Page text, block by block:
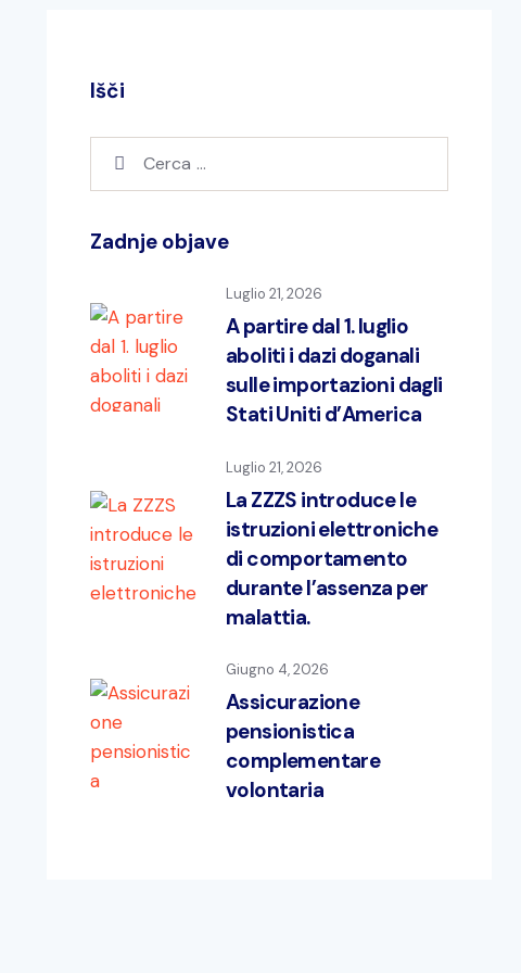
Išči
Zadnje objave
Luglio 21, 2026
A partire dal 1. luglio
aboliti i dazi doganali
sulle importazioni dagli
Stati Uniti d’America
Luglio 21, 2026
La ZZZS introduce le
istruzioni elettroniche
di comportamento
durante l’assenza per
malattia.
Giugno 4, 2026
Assicurazione
pensionistica
complementare
volontaria